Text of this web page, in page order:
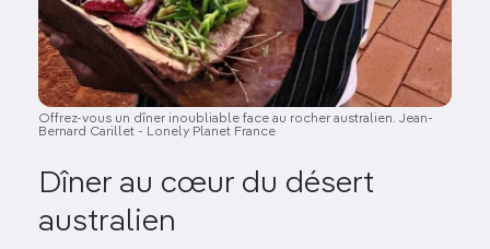
Offrez-vous un dîner inoubliable face au rocher australien. Jean-
Bernard Carillet - Lonely Planet France
Dîner au cœur du désert
australien